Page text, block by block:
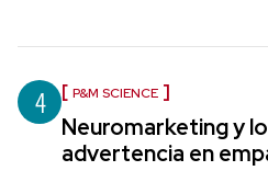
4 P&M SCIENCE
Neuromarketing y
advertencia en